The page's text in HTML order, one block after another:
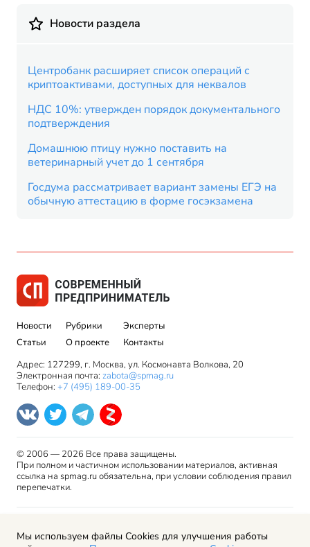
Новости раздела
Центробанк расширяет список операций с
криптоактивами, доступных для неквалов
НДС 10%: утвержден порядок документального
подтверждения
Домашнюю птицу нужно поставить на
ветеринарный учет до 1 сентября
Госдума рассматривает вариант замены ЕГЭ на
обычную аттестацию в форме госэкзамена
Новости
Статьи
Рубрики
О проекте
Эксперты
Контакты
Адрес: 127299, г. Москва, ул. Космонавта Волкова, 20
Электронная почта: zabota@spmag.ru
Телефон: +7 (495) 189-00-35
© 2006 — 2026 Все права защищены.
При полном и частичном использовании материалов, активная
ссылка на spmag.ru обязательна, при условии соблюдения правил
перепечатки.
права
Мы используем файлы Cookies для улучшения работы